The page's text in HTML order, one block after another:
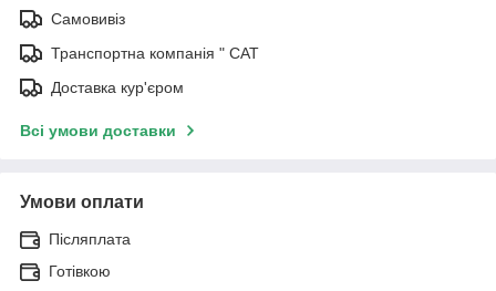
Самовивіз
Транспортна компанія " САТ
Доставка кур'єром
Всі умови доставки
Умови оплати
Післяплата
Готівкою